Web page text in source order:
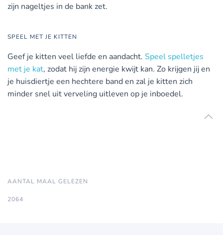
zijn nageltjes in de bank zet.
SPEEL MET JE KITTEN
Geef je kitten veel liefde en aandacht. Speel spelletjes
met je kat, zodat hij zijn energie kwijt kan. Zo krijgen jij en
je huisdiertje een hechtere band en zal je kitten zich
minder snel uit verveling uitleven op je inboedel.
AANTAL MAAL GELEZEN
2064